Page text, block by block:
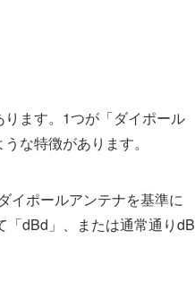
ます。1つが「ダイポール
な特徴があります。
イポールアンテナを基準に
「dBd」、または通常通りdB